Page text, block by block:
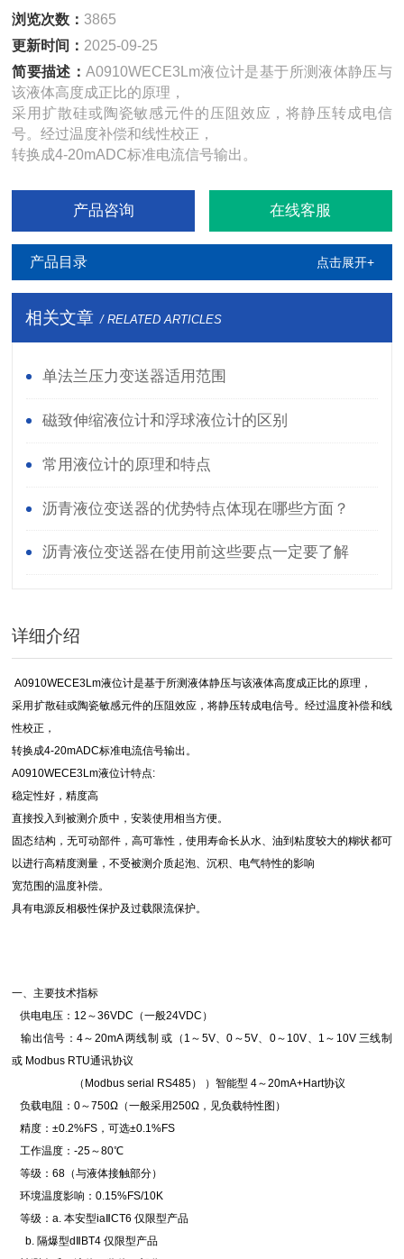
浏览次数：3865
更新时间： 2025-09-25
简要描述：A0910WECE3Lm液位计是基于所测液体静压与
该液体高度成正比的原理，
采用扩散硅或陶瓷敏感元件的压阻效应，将静压转成电信
号。经过温度补偿和线性校正，
转换成4-20mADC标准电流信号输出。
产品咨询 在线客服
产品目录 点击展开+
相关文章 / RELATED ARTICLES
单法兰压力变送器适用范围
磁致伸缩液位计和浮球液位计的区别
常用液位计的原理和特点
沥青液位变送器的优势特点体现在哪些方面？
沥青液位变送器在使用前这些要点一定要了解
详细介绍
A0910WECE3Lm液位计是基于所测液体静压与该液体高度成正比的原理，
采用扩散硅或陶瓷敏感元件的压阻效应，将静压转成电信号。经过温度补偿和线
性校正，
转换成4-20mADC标准电流信号输出。
A0910WECE3Lm液位计特点:
稳定性好，精度高
直接投入到被测介质中，安装使用相当方便。
固态结构，无可动部件，高可靠性，使用寿命长从水、油到粘度较大的糊状都可
以进行高精度测量，不受被测介质起泡、沉积、电气特性的影响
宽范围的温度补偿。
具有电源反相极性保护及过载限流保护。
一、主要技术指标
供电电压：12～36VDC（一般24VDC）
输出信号：4～20mA 两线制 或（1～5V、0～5V、0～10V、1～10V 三线制
或 Modbus RTU通讯协议
（Modbus serial RS485） ）智能型 4～20mA+Hart协议
负载电阻：0～750Ω（一般采用250Ω，见负载特性图）
精度：±0.2%FS，可选±0.1%FS
工作温度：-25～80℃
等级：68（与液体接触部分）
环境温度影响：0.15%FS/10K
等级：a. 本安型iaⅡCT6 仅限型产品
b. 隔爆型dⅡBT4 仅限型产品